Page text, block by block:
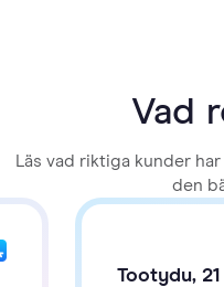
Vad
Läs vad riktiga kunder
den
Tootydu,